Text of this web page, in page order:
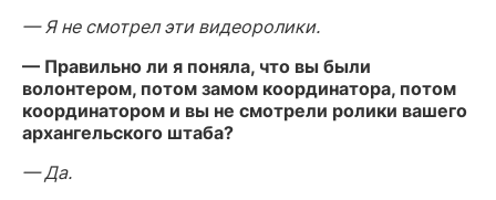
— Я не смотрел эти видеоролики.
— Правильно ли я поняла, что вы были
волонтером, потом замом координатора, потом
координатором и вы не смотрели ролики вашего
архангельского штаба?
— Да.